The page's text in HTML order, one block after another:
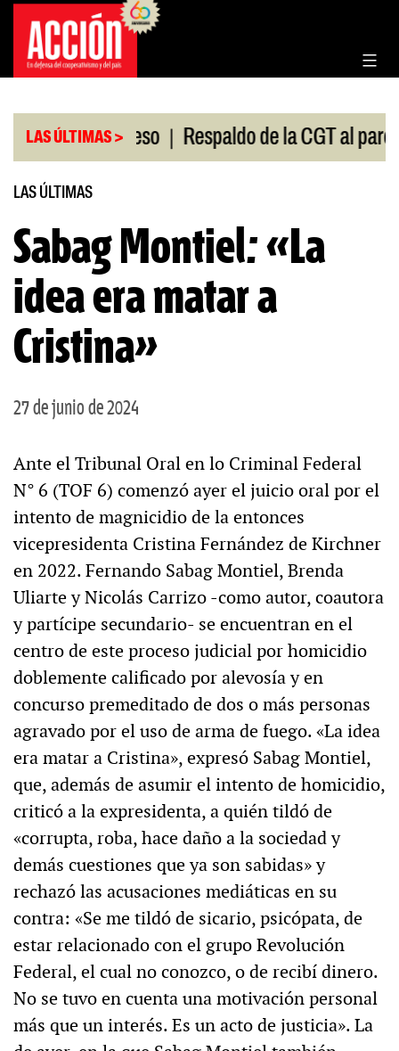
Saltar
contenido
LAS ÚLTIMAS >
en el Congreso | Respaldo de la CGT al paro
LAS ÚLTIMAS
Sabag Montiel: «La
idea era matar a
Cristina»
27 de junio de 2024
Ante el Tribunal Oral en lo Criminal Federal
N° 6 (TOF 6) comenzó ayer el juicio oral por el
intento de magnicidio de la entonces
vicepresidenta Cristina Fernández de Kirchner
en 2022. Fernando Sabag Montiel, Brenda
Uliarte y Nicolás Carrizo -como autor, coautora
y partícipe secundario- se encuentran en el
centro de este proceso judicial por homicidio
doblemente calificado por alevosía y en
concurso premeditado de dos o más personas
agravado por el uso de arma de fuego. «La idea
era matar a Cristina», expresó Sabag Montiel,
que, además de asumir el intento de homicidio,
criticó a la expresidenta, a quién tildó de
«corrupta, roba, hace daño a la sociedad y
demás cuestiones que ya son sabidas» y
rechazó las acusaciones mediáticas en su
contra: «Se me tildó de sicario, psicópata, de
estar relacionado con el grupo Revolución
Federal, el cual no conozco, o de recibí dinero.
No se tuvo en cuenta una motivación personal
más que un interés. Es un acto de justicia». La